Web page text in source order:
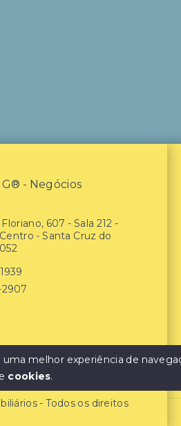
- Negócios
607 - Sala 212 -
- Santa Cruz do
2907
- Todos os direitos
uma melhor experiência de
cookies.